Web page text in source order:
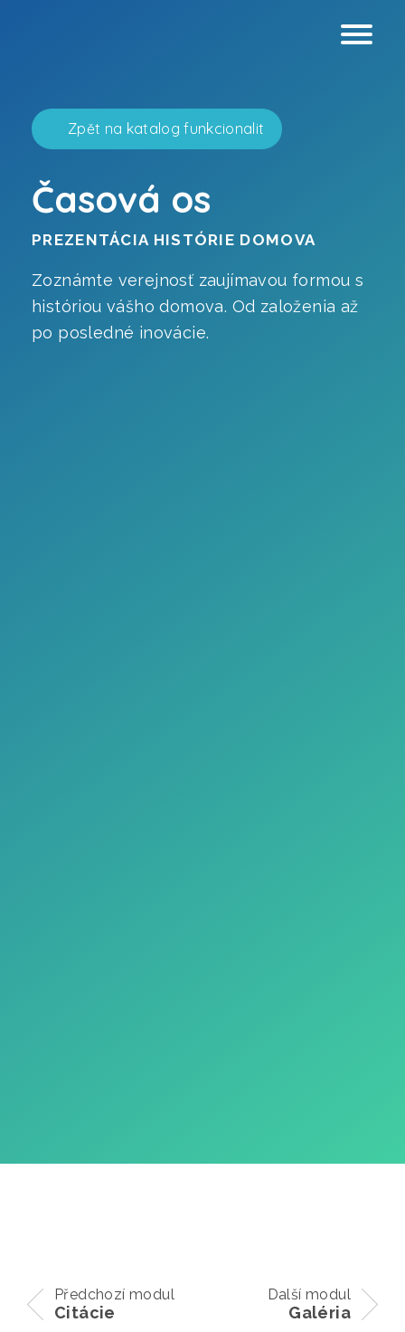
Webové stránky
Virtuálnej prehliadky
Grafický dizajn
Zpět na katalog funkcionalit
Časová os
PREZENTÁCIA HISTÓRIE DOMOVA
Zoznámte verejnosť zaujímavou formou s
históriou vášho domova. Od založenia až
po posledné inovácie.
Předchozí modul
Citácie
Další modul
Galéria